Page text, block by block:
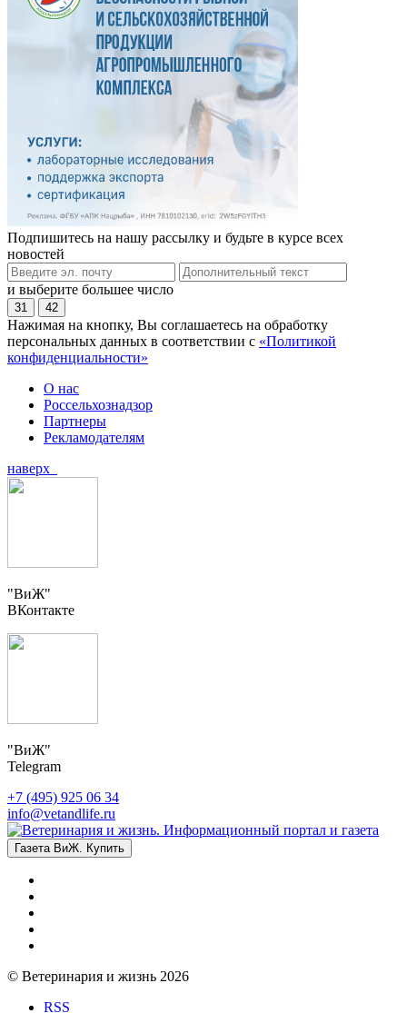
Подпишитесь на нашу рассылку и будьте в курсе всех
новостей
и выберите большее число
31 42
Нажимая на кнопку, Вы соглашаетесь на обработку
персональных данных в соответствии с «Политикой
конфиденциальности»
О нас
Россельхознадзор
Партнеры
Рекламодателям
наверх
"ВиЖ"
ВКонтакте
"ВиЖ"
Telegram
+7 (495) 925 06 34
info@vetandlife.ru
Газета ВиЖ. Купить
© Ветеринария и жизнь 2026
RSS